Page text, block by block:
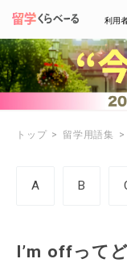
利用
トップ 留学用語集
A B
I’m offって